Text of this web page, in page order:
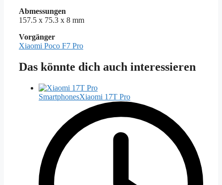
Abmessungen
157.5 x 75.3 x 8 mm
Vorgänger
Xiaomi Poco F7 Pro
Das könnte dich auch interessieren
SmartphonesXiaomi 17T Pro